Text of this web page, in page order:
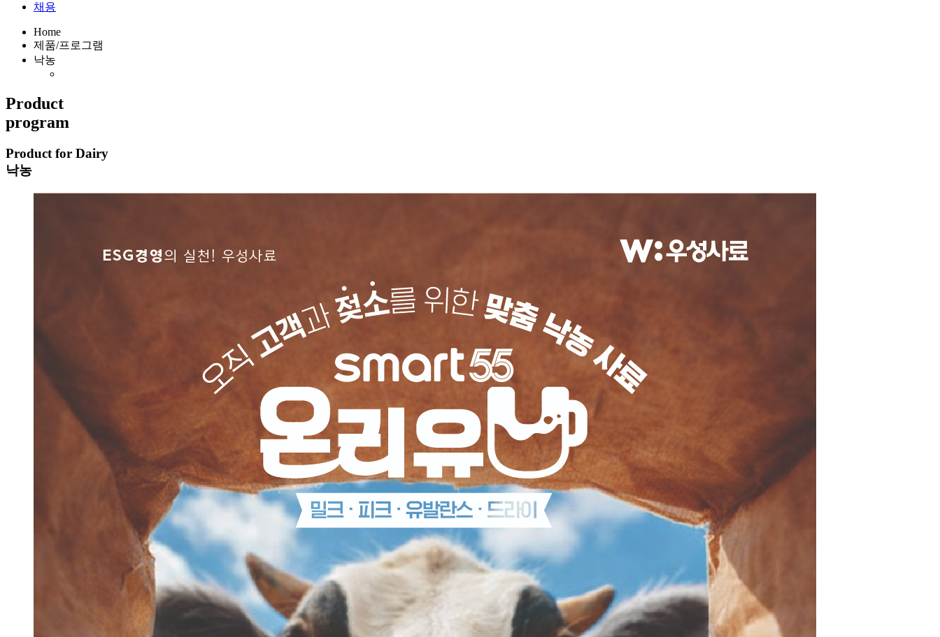
채용
Home
제품/프로그램
낙농
Product
program
Product for Dairy
낙농